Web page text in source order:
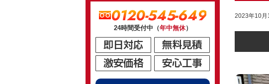
2023年10月
0120-545-649
24時間受付中（年中無休）